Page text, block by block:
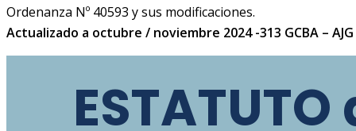
Ordenanza Nº 40593 y sus modificaciones.
Actualizado a octubre / noviembre 2024 -313 GCBA – AJG